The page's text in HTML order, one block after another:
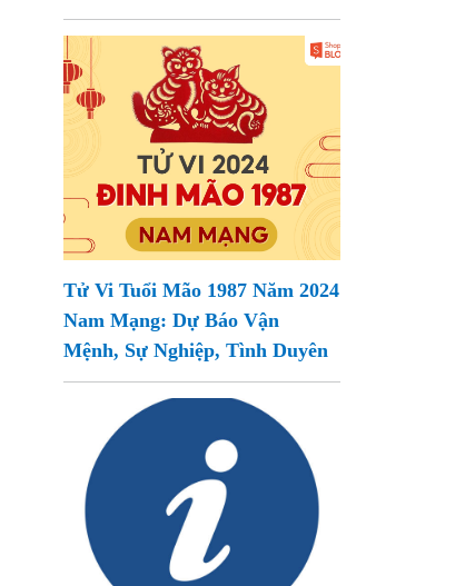
Tử Vi Tuổi Mão 1987 Năm 2024
Nam Mạng: Dự Báo Vận
Mệnh, Sự Nghiệp, Tình Duyên